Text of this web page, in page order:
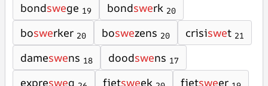
bondswege 19 bondswerk 20
boswerker 20 boswezens 20 crisiswet 21
dameswens 18 doodswens 17
expresweg fietsweek fietsweer